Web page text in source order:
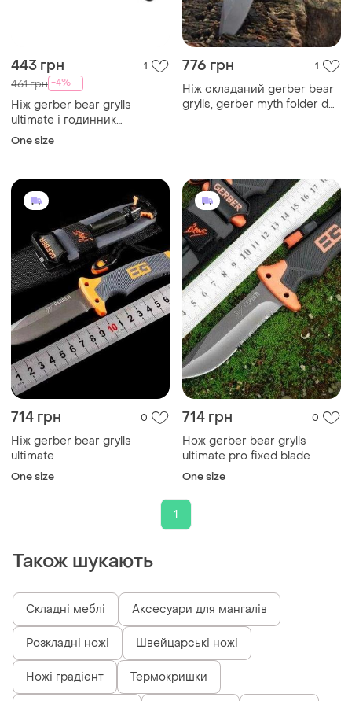
443 грн 1
461 грн -4%
Ніж gerber bear grylls
ultimate і годинник
swissarmy
One size
776 грн 1
Ніж складаний gerber bear
grylls, gerber myth folder dp,
714 грн 0
Ніж gerber bear grylls
ultimate
One size
714 грн 0
Нож gerber bear grylls
ultimate pro fixed blade
One size
1
Також шукають
Складні меблі Аксесуари для мангалів
Розкладні ножі Швейцарські ножі
Ножі градієнт Термокришки